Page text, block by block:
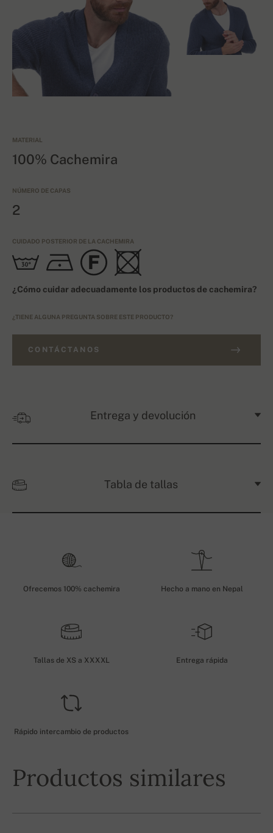
MATERIAL
100% Cachemira
NÚMERO DE CAPAS
2
CUIDADO POSTERIOR DE LA CACHEMIRA
¿Cómo cuidar adecuadamente los productos de cachemira?
¿TIENE ALGUNA PREGUNTA SOBRE ESTE PRODUCTO?
CONTÁCTANOS
Entrega y devolución
Tabla de tallas
Ofrecemos 100% cachemira Hecho a mano en Nepal
Tallas de XS a XXXXL Entrega rápida
Rápido intercambio de productos
Productos similares